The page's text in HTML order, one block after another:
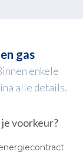
gas
enkele
alle details.
voorkeur?